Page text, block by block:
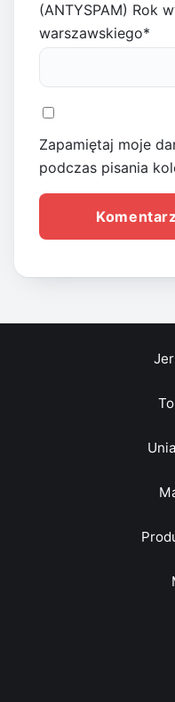
(ANTYSPAM) Rok
warszawskiego*
Zapamiętaj moje
podczas pisania